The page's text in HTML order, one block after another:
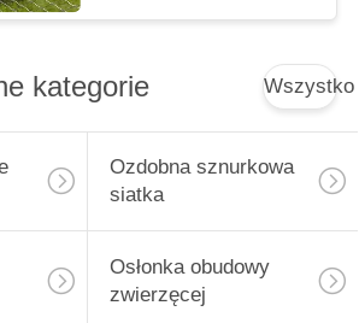
kategorie Wszystko
Ozdobna sznurkowa
siatka
Osłonka obudowy
zwierzęcej